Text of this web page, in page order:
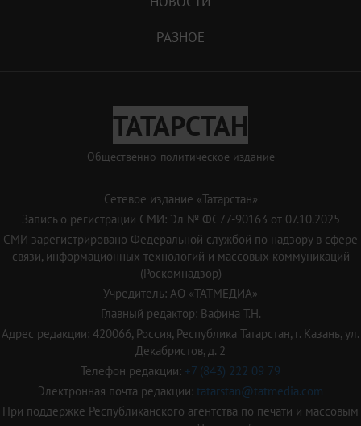
РАЗНОЕ
ТАТАРСТАН
Общественно-политическое издание
Сетевое издание «Татарстан»
Запись о регистрации СМИ: Эл № ФС77-90163 от 07.10.2025
СМИ зарегистрировано Федеральной службой по надзору в сфере
связи, информационных технологий и массовых коммуникаций
(Роскомнадзор)
Учредитель: АО «ТАТМЕДИА»
Главный редактор: Вафина Т.Н.
Адрес редакции: 420066, Россия, Республика Татарстан, г. Казань, ул.
Декабристов, д. 2
Телефон редакции: +7 (843) 222 09 79
Электронная почта редакции: tatarstan@tatmedia.com
При поддержке Республиканского агентства по печати и массовым